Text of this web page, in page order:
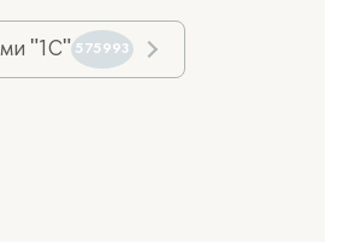
"1С" 575993